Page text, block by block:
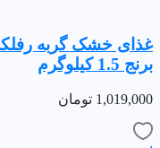
غذای خشک گربه
برنج 1.5 کیلوگرم
1,019,000 تومان